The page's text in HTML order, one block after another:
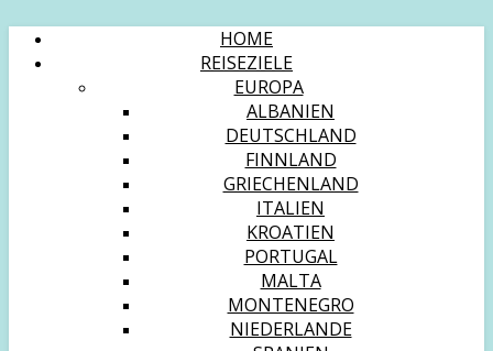
HOME
REISEZIELE
EUROPA
ALBANIEN
DEUTSCHLAND
FINNLAND
GRIECHENLAND
ITALIEN
KROATIEN
PORTUGAL
MALTA
MONTENEGRO
NIEDERLANDE